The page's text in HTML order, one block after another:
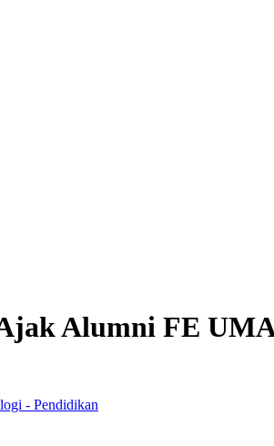
Alumni FE
- Pendidikan